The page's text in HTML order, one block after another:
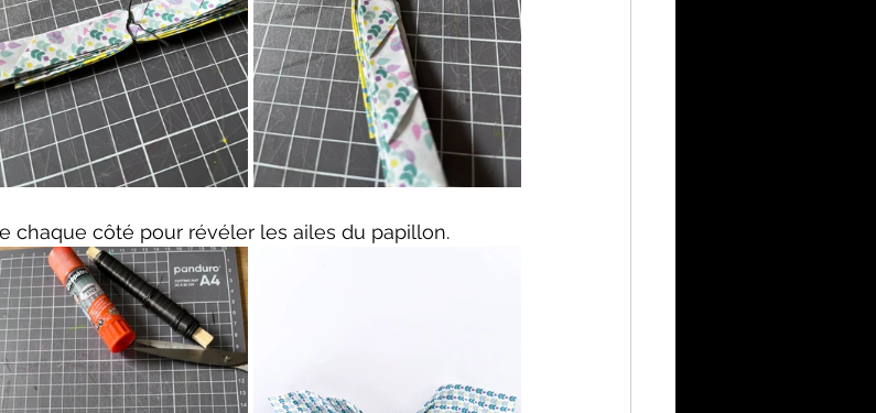
chaque côté pour révéler les ailes du papillon.